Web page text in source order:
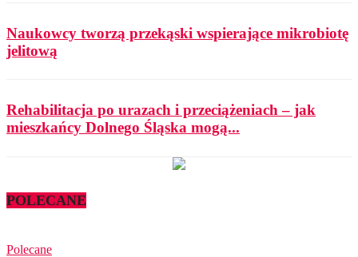
Naukowcy tworzą przekąski wspierające mikrobiotę
jelitową
Rehabilitacja po urazach i przeciążeniach – jak
mieszkańcy Dolnego Śląska mogą...
POLECANE
Polecane